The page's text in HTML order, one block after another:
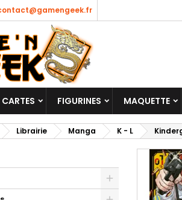
CARTES FIGURINES MAQUETTE
Librairie Manga K - L